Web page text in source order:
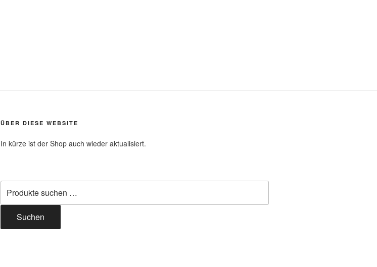
ÜBER DIESE WEBSITE
In kürze ist der Shop auch wieder aktualisiert.
Suchen